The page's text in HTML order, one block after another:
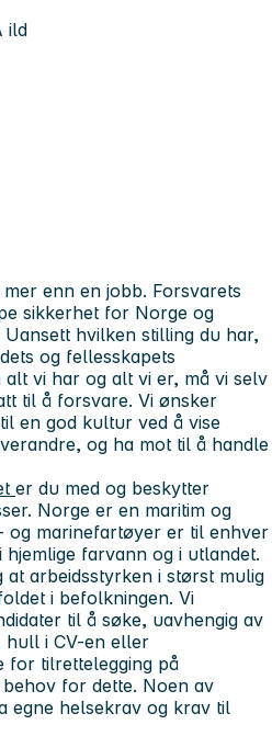
ild
enn en jobb. Forsvarets
sikkerhet for Norge og
hvilken stilling du har,
og fellesskapets
vi har og alt vi er, må vi selv
til å forsvare. Vi ønsker
en god kultur ved å vise
og ha mot til å handle
er du med og beskytter
Norge er en maritim og
og marinefartøyer er til enhver
hjemlige farvann og i utlandet.
arbeidsstyrken i størst mulig
i befolkningen. Vi
til å søke, uavhengig av
i CV-en eller
for tilrettelegging på
for dette. Noen av
egne helsekrav og krav til